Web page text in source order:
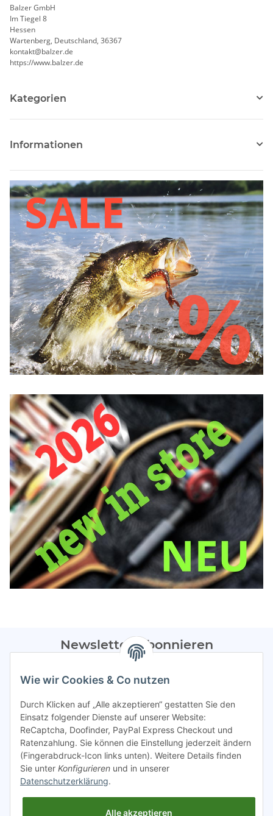
Balzer GmbH
Im Tiegel 8
Hessen
Wartenberg, Deutschland, 36367
kontakt@balzer.de
https://www.balzer.de
Kategorien
Informationen
Newsletter Abonnieren
Bitte sendet mir entsprechend eurer
regelmäßig Infos zu euren Aktionen per E-Mail zu.
Abonnieren
Spamschutz aktiv
Gesetzliche Informationen
Wie wir Cookies & Co nutzen
Durch Klicken auf „Alle akzeptieren“ gestatten Sie den
Einsatz folgender Dienste auf unserer Website:
ReCaptcha, Doofinder, PayPal Express Checkout und
Ratenzahlung. Sie können die Einstellung jederzeit ändern
(Fingerabdruck-Icon links unten). Weitere Details finden
Sie unter Konfigurieren und in unserer
Datenschutzerklärung.
Alle akzeptieren